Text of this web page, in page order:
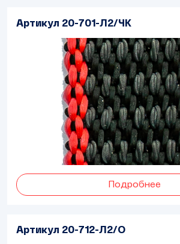
Артикул 20-701-Л2/ЧК
Подробнее
Артикул 20-712-Л2/О